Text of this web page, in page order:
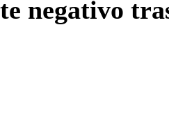
negativo